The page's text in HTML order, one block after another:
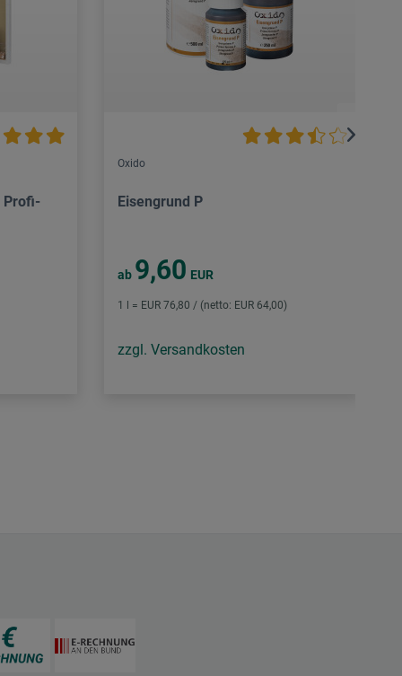
Profi-
Oxido
Eisengrund P
ab 9,60 EUR
1 l = EUR 76,80 / (netto: EUR 64,00)
zzgl. Versandkosten